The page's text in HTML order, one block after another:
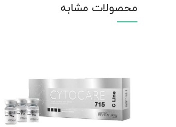
محصولات مشابه